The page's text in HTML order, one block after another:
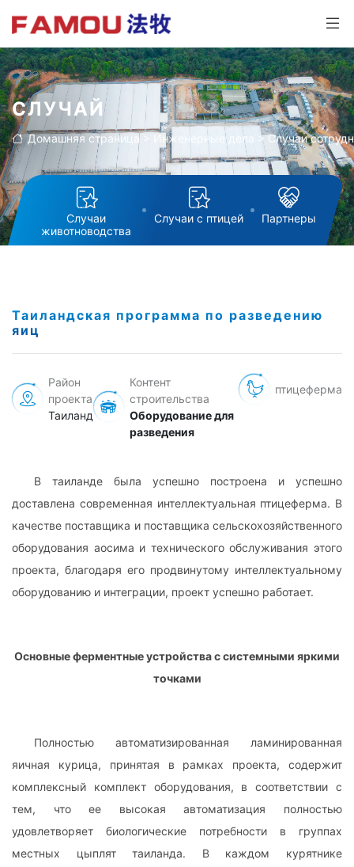
СЛУЧАЙ
Домашняя страница > Инженерные дела >Случаи
Случаи
животноводства
Случаи с птицей Партнеры
Таиландская программа по разведению
яиц
Район
проекта
Таиланд
Контент
строительства
Оборудование для
разведения
птицеферма
В таиланде была успешно построена и успешно
доставлена современная интеллектуальная птицеферма. В
качестве поставщика и поставщика сельскохозяйственного
оборудования аосима и технического обслуживания этого
проекта, благодаря его продвинутому интеллектуальному
оборудованию и интеграции, проект успешно работает.
Основные ферментные устройства с системными яркими
точками
Полностью автоматизированная ламинированная
яичная курица, принятая в рамках проекта, содержит
комплексный комплект оборудования, в соответствии с
тем, что ее высокая автоматизация полностью
удовлетворяет биологические потребности в группах
местных цыплят таиланда. В каждом курятнике